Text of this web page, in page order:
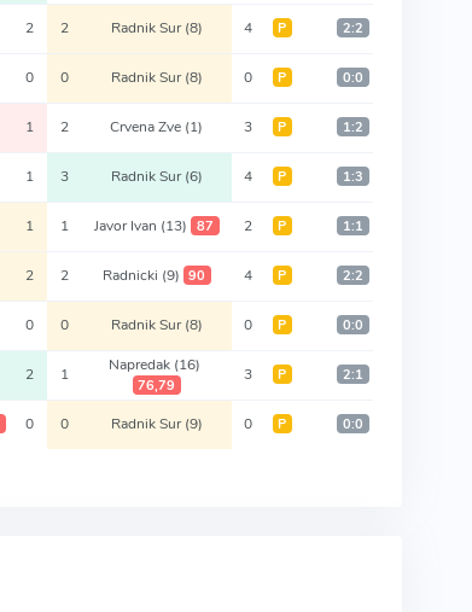
2 2 Radnik Sur(8) 4 Р 2:2
0 0 Radnik Sur(8) 0 Р 0:0
1 2 Crvena Zve (1) 3 Р 1:2
1 3 Radnik Sur(6) 4 Р 1:3
1 1 Javor Ivan (13) 87 2 Р 1:1
2 2 Radnicki (9) 90 4 Р 2:2
0 0 Radnik Sur(8) 0 Р 0:0
2 1 Napredak (16)
76,79
3 Р 2:1
0 0 Radnik Sur(9) 0 Р 0:0